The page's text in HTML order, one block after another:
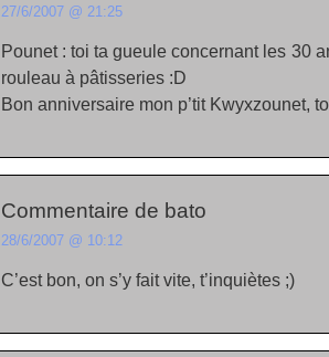
27/6/2007 @ 21:25
Pounet : toi ta gueule concernant les 30
rouleau à pâtisseries :D
Bon anniversaire mon p’tit Kwyxzounet,
Commentaire de bato
28/6/2007 @ 10:12
C’est bon, on s’y fait vite, t’inquiètes ;)